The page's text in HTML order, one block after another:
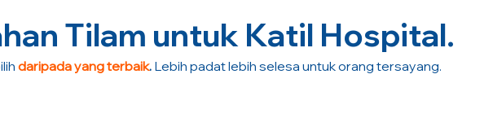
Tilam untuk Katil Hospital.
daripada yang terbaik.Lebih padat lebih selesa untuk orang tersayang.